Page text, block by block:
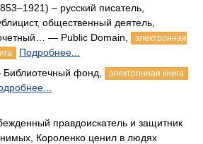
– русский писатель,
общественный деятель,
— Public Domain,
электронная
Подробнее...
фонд, электронная книга
правдоискатель и защитник
Короленко ценил в людях